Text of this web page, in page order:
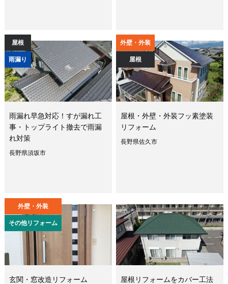
屋根
雨漏り
雨漏れ早急対応！すが漏れ工
事・トップライト撤去で雨漏
れ対策
長野県須坂市
外壁・外装
屋根
屋根・外壁・外装フッ素塗装
リフォーム
長野県佐久市
外壁・外装
その他リフォーム
玄関・窓改造リフォーム
屋根リフォームをカバー工法